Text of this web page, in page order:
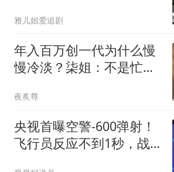
雅儿姐爱追剧
年入百万创一代为什么慢
慢冷淡？柒姐：不是忙是
夜炙尊
央视首曝空警-600弹射！
飞行员反应不到1秒，战